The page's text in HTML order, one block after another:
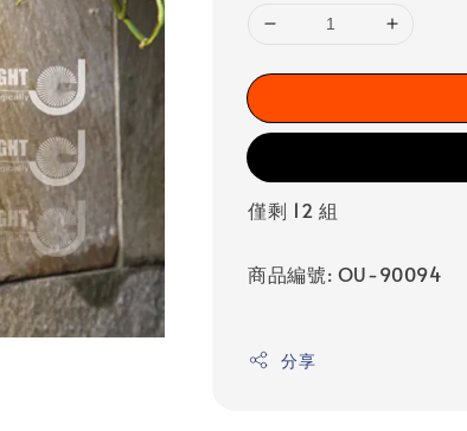
僅剩 12 組
商品編號: OU-90094
分享